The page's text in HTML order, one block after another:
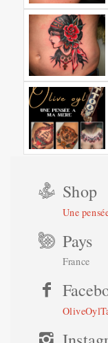
Shop
Une
Pays
France